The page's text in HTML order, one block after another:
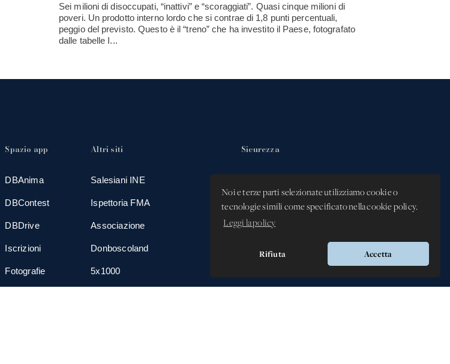
Noi e terze parti selezionate utilizziamo cookie o
tecnologie simili come specificato nella cookie policy.
Leggi la policy
Rifiuta Accetta
Sei milioni di disoccupati, “inattivi” e “scoraggiati”. Quasi cinque milioni di
poveri. Un prodotto interno lordo che si contrae di 1,8 punti percentuali,
peggio del previsto. Questo è il “treno” che ha investito il Paese, fotografato
dalle tabelle I...
Spazio app
DBAnima
DBContest
DBDrive
Iscrizioni
Fotografie
Altri siti
Salesiani INE
Ispettoria FMA
Associazione
Donboscoland
5x1000
Sicurezza
Whistleblowing -
Segnalazione illeciti